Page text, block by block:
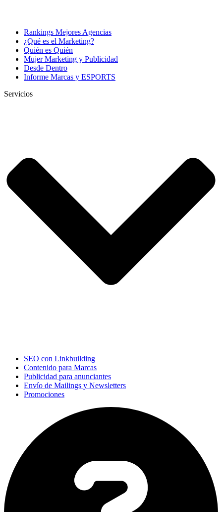
Rankings Mejores Agencias
¿Qué es el Marketing?
Quién es Quién
Mujer Marketing y Publicidad
Desde Dentro
Informe Marcas y ESPORTS
Servicios
SEO con Linkbuilding
Contenido para Marcas
Publicidad para anunciantes
Envío de Mailings y Newsletters
Promociones